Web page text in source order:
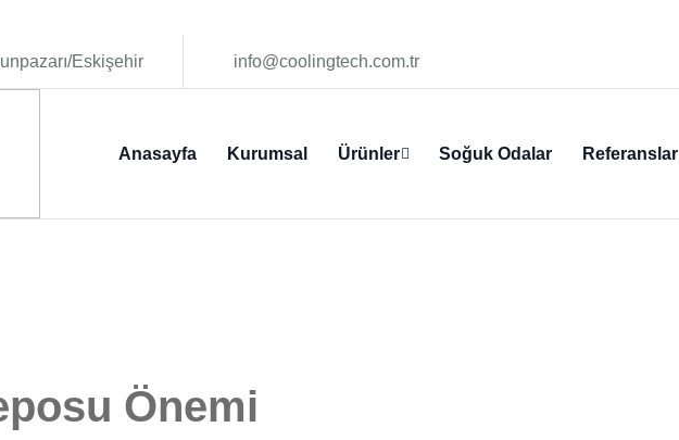
Eskişehir info@coolingtech.com.tr
Anasayfa Kurumsal Ürünler Soğuk Odalar Referanslar
Önemi